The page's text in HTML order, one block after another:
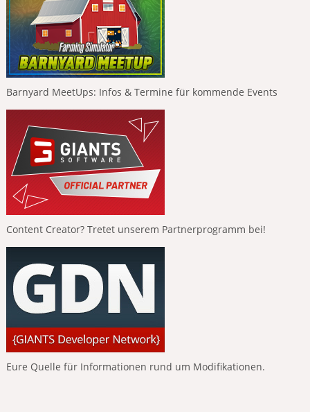
Barnyard MeetUps: Infos & Termine für kommende Events
Content Creator? Tretet unserem Partnerprogramm bei!
Eure Quelle für Informationen rund um Modifikationen.